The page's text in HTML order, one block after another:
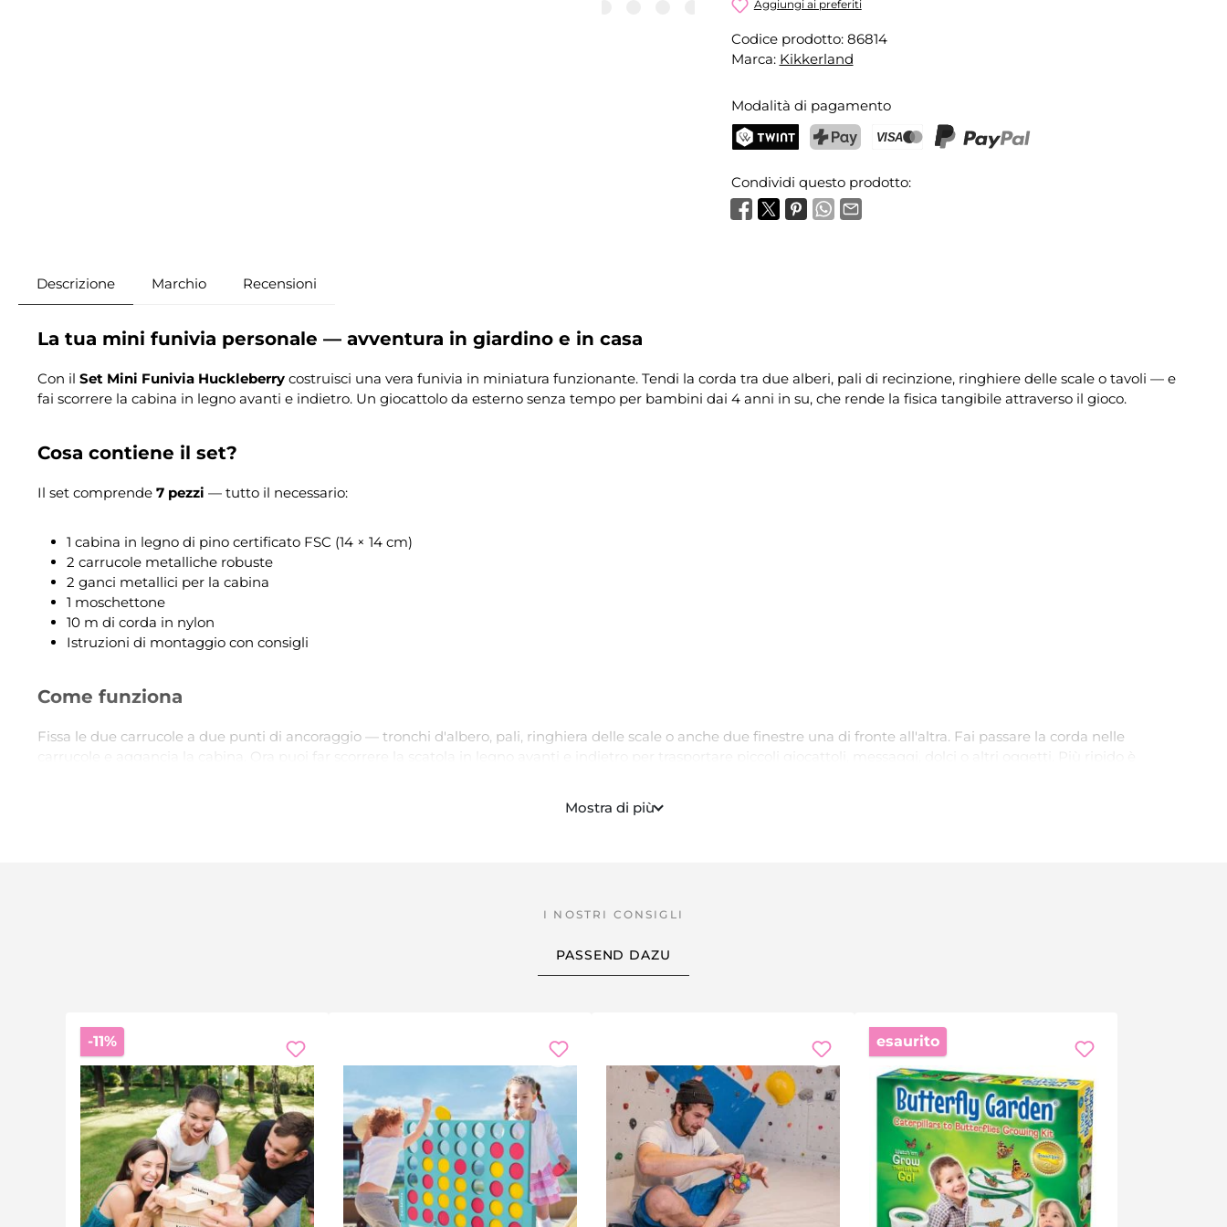
Aggiungi ai preferiti
Codice prodotto: 86814
Marca: Kikkerland
Modalità di pagamento
Condividi questo prodotto:
Descrizione Marchio Recensioni
La tua mini funivia personale — avventura in giardino e in casa
Con il Set Mini Funivia Huckleberry costruisci una vera funivia in miniatura funzionante. Tendi la corda tra due alberi, pali di recinzione, ringhiere delle scale o tavoli — e
fai scorrere la cabina in legno avanti e indietro. Un giocattolo da esterno senza tempo per bambini dai 4 anni in su, che rende la fisica tangibile attraverso il gioco.
Cosa contiene il set?
Il set comprende 7 pezzi — tutto il necessario:
1 cabina in legno di pino certificato FSC (14 × 14 cm)
2 carrucole metalliche robuste
2 ganci metallici per la cabina
1 moschettone
10 m di corda in nylon
Istruzioni di montaggio con consigli
Come funziona
Fissa le due carrucole a due punti di ancoraggio — tronchi d'albero, pali, ringhiera delle scale o anche due finestre una di fronte all'altra. Fai passare la corda nelle
carrucole e aggancia la cabina. Ora puoi far scorrere la scatola in legno avanti e indietro per trasportare piccoli giocattoli, messaggi, dolci o altri oggetti. Più ripido è
Il regalo perfetto per piccoli esploratori
Compleanno, Natale o semplicemente per il piacere di regalare — il Set Mini Funivia Huckleberry è un'idea regalo perfetta per bambini amanti della natura, piccoli
ingegneri in erba e tutti quelli che amano il gioco manuale. Materiali di qualità (legno di pino FSC, metallo, nylon), un concetto senza tempo e un divertimento infinito.
Domande frequenti
Quanto è lunga la corda?
Mostra di più
PASSEND DAZU
-11%Sconto esaurito